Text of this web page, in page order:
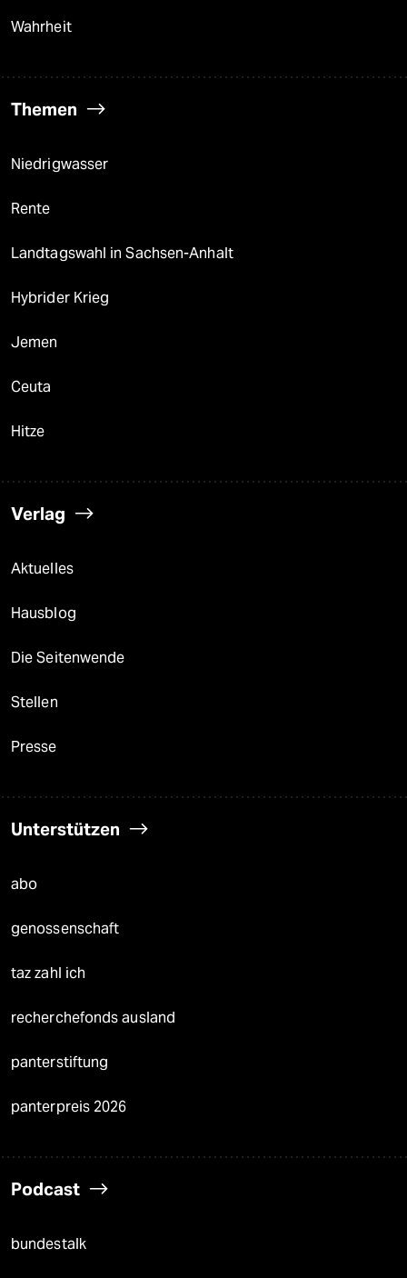
Wahrheit
Themen
Niedrigwasser
Rente
Landtagswahl in Sachsen-Anhalt
Hybrider Krieg
Jemen
Ceuta
Hitze
Verlag
Aktuelles
Hausblog
Die Seitenwende
Stellen
Presse
Unterstützen
abo
genossenschaft
taz zahl ich
recherchefonds ausland
panterstiftung
panterpreis 2026
Podcast
bundestalk